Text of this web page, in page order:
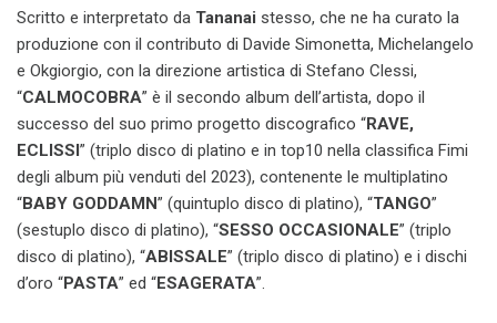
Scritto e interpretato da Tananai stesso, che ne ha curato la
produzione con il contributo di Davide Simonetta, Michelangelo
e Okgiorgio, con la direzione artistica di Stefano Clessi,
“CALMOCOBRA” è il secondo album dell’artista, dopo il
successo del suo primo progetto discografico “RAVE,
ECLISSI ” (triplo disco di platino e in top10 nella classifica Fimi
degli album più venduti del 2023), contenente le multiplatino
“BABY GODDAMN” (quintuplo disco di platino), “TANGO”
(sestuplo disco di platino), “SESSO OCCASIONALE” (triplo
disco di platino), “ABISSALE” (triplo disco di platino) e i dischi
d’oro “PASTA” ed “ESAGERATA”.